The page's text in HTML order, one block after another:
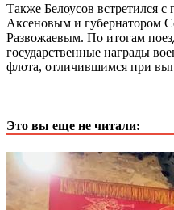
Также Белоусов встретился
Аксеновым и губернатором
Развожаевым. По итогам
государственные награды
флота, отличившимся при
Это вы еще не читали: